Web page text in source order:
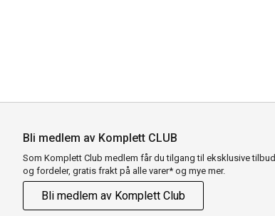
Bli medlem av Komplett CLUB
Som Komplett Club medlem får du tilgang til eksklusive tilbud
og fordeler, gratis frakt på alle varer* og mye mer.
Bli medlem av Komplett Club